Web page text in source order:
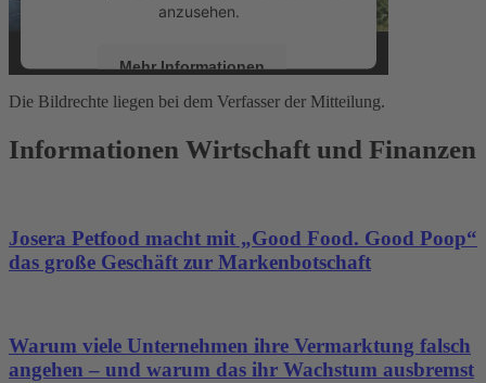
anzusehen.
Mehr Informationen
powered byUsercentrics Consent
Die Bildrechte liegen bei dem Verfasser der Mitteilung.
Informationen Wirtschaft und Finanzen
Josera Petfood macht mit „Good Food. Good Poop“
das große Geschäft zur Markenbotschaft
Warum viele Unternehmen ihre Vermarktung falsch
angehen – und warum das ihr Wachstum ausbremst